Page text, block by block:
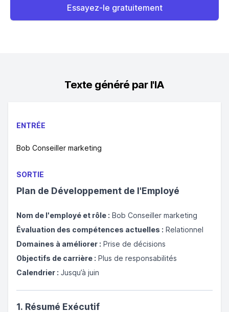
Essayez-le gratuitement
Texte généré par l'IA
ENTRÉE
Bob Conseiller marketing
SORTIE
Plan de Développement de l'Employé
Nom de l'employé et rôle : Bob Conseiller marketing
Évaluation des compétences actuelles : Relationnel
Domaines à améliorer : Prise de décisions
Objectifs de carrière : Plus de responsabilités
Calendrier : Jusqu’à juin
1. Résumé Exécutif